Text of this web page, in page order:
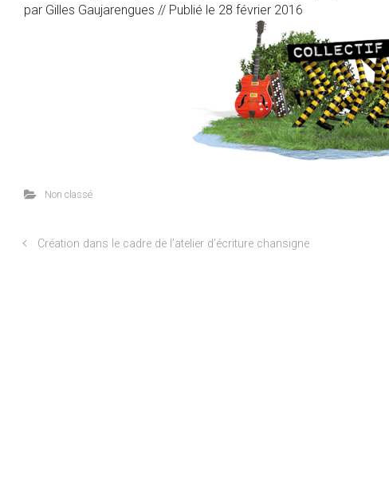
par Gilles Gaujarengues // Publié le 28 février 2016
Non classé
Création dans le cadre de l’atelier d’écriture chansigne